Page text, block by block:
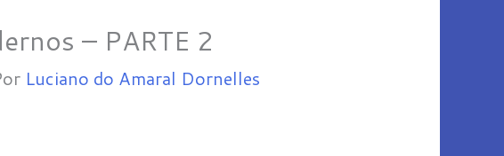
– PARTE 2
Luciano do Amaral Dornelles